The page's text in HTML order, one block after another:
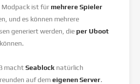
Modpack ist für mehrere Spieler
und es können mehrere
generiert werden, die per Uboot
machtSeablock natürlich
auf demeigenen Server.